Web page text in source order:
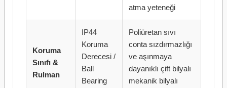
atma yeteneği
Koruma
Sınıfı &
Rulman
IP44
Koruma
Derecesi /
Ball
Bearing
Poliüretan sıvı
conta sızdırmazlığı
ve aşınmaya
dayanıklı çift bilyalı
mekanik bilyalı